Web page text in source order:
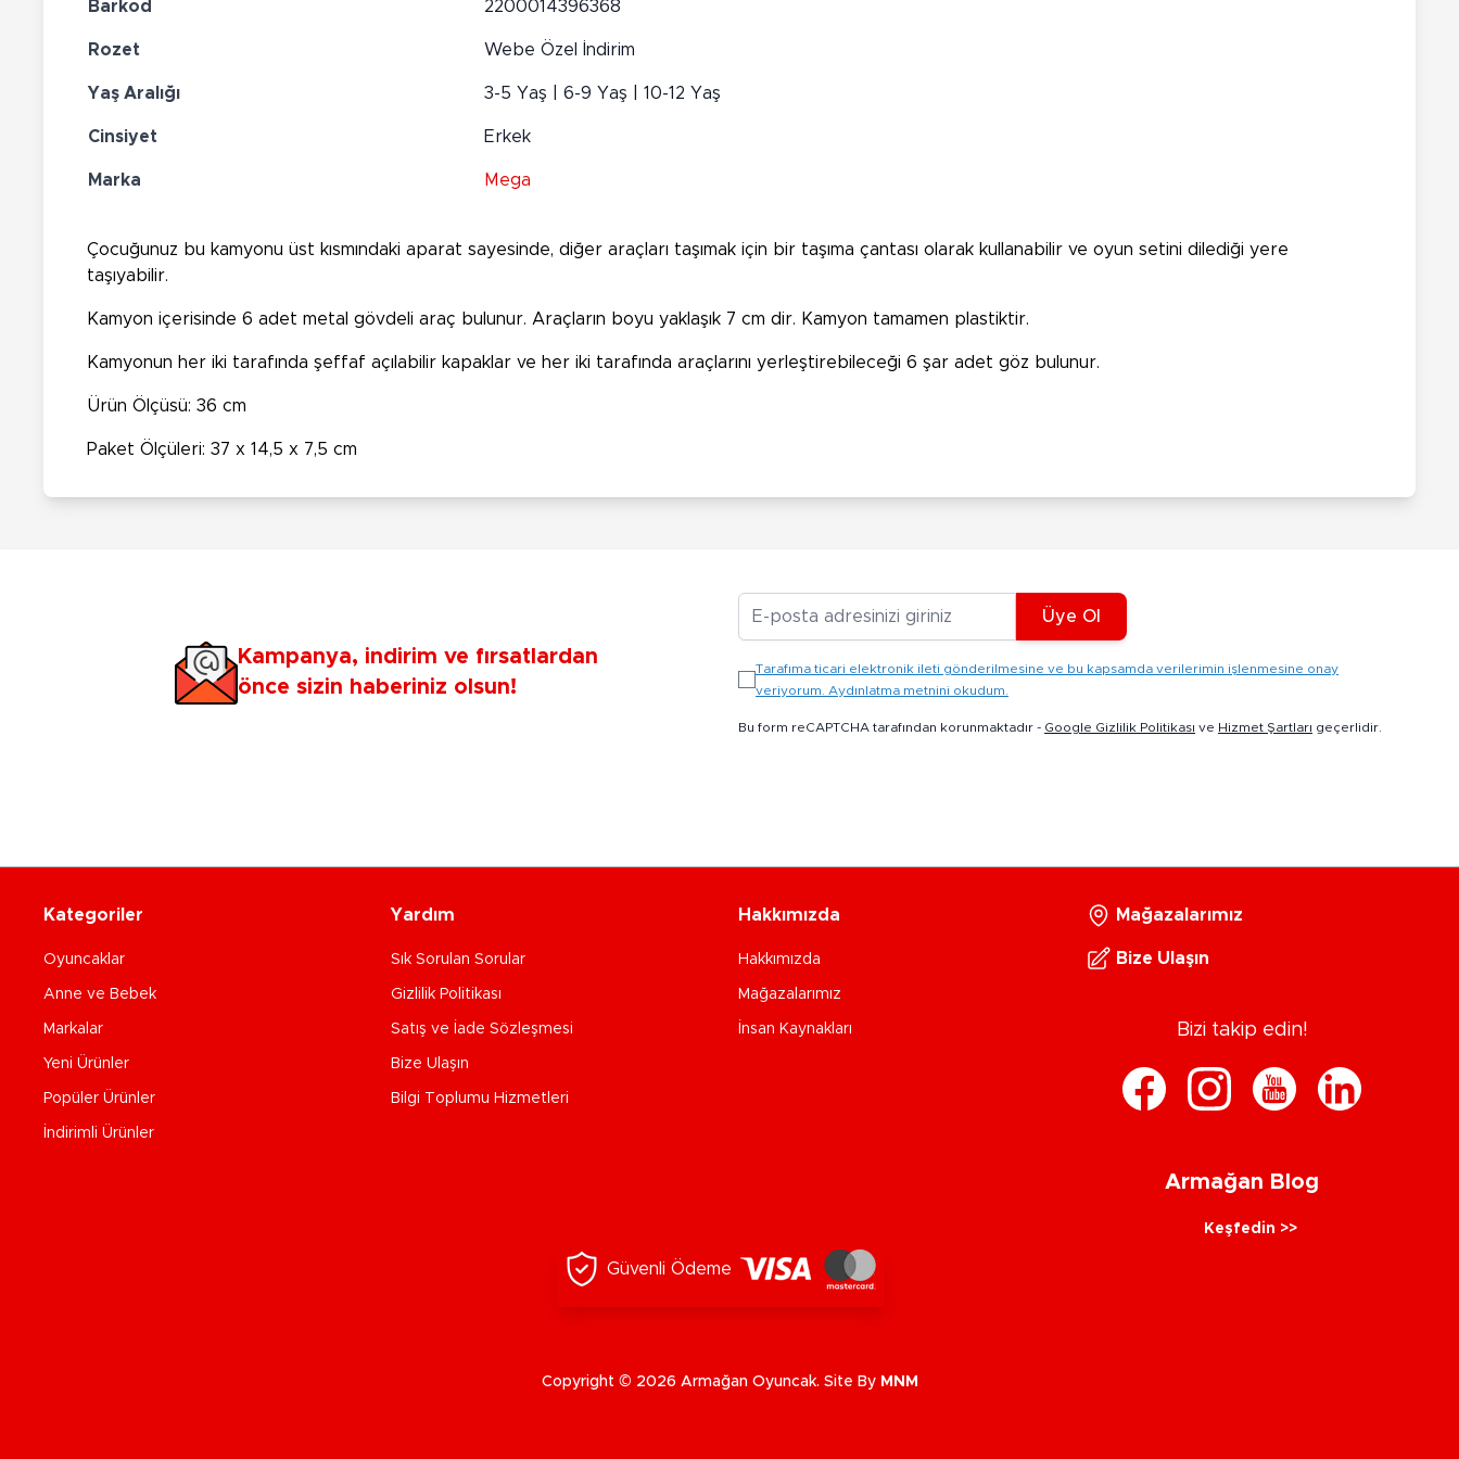
Barkod 2200014396368
Rozet Webe Özel İndirim
Yaş Aralığı 3-5 Yaş | 6-9 Yaş | 10-12 Yaş
Cinsiyet Erkek
Marka Mega
Çocuğunuz bu kamyonu üst kısmındaki aparat sayesinde, diğer araçları taşımak için bir taşıma çantası olarak kullanabilir ve oyun setini dilediği yere
taşıyabilir.
Kamyon içerisinde 6 adet metal gövdeli araç bulunur. Araçların boyu yaklaşık 7 cm dir. Kamyon tamamen plastiktir.
Kamyonun her iki tarafında şeffaf açılabilir kapaklar ve her iki tarafında araçlarını yerleştirebileceği 6 şar adet göz bulunur.
Ürün Ölçüsü: 36 cm
Paket Ölçüleri: 37 x 14,5 x 7,5 cm
Kampanya, indirim ve fırsatlardan
önce sizin haberiniz olsun!
Üye Ol
Tarafıma ticari elektronik ileti gönderilmesine ve bu kapsamda verilerimin işlenmesine onay
veriyorum. Aydınlatma metnini okudum.
Bu form reCAPTCHA tarafından korunmaktadır - Google Gizlilik Politikası ve Hizmet Şartları geçerlidir.
Kategoriler
Oyuncaklar
Anne ve Bebek
Markalar
Yeni Ürünler
Popüler Ürünler
İndirimli Ürünler
Yardım
Sık Sorulan Sorular
Gizlilik Politikası
Satış ve İade Sözleşmesi
Bize Ulaşın
Bilgi Toplumu Hizmetleri
Hakkımızda
Hakkımızda
Mağazalarımız
İnsan Kaynakları
Mağazalarımız
Bize Ulaşın
Bizi takip edin!
Armağan Blog
Keşfedin >>
Güvenli Ödeme
Copyright © 2026 Armağan Oyuncak. Site By MNM